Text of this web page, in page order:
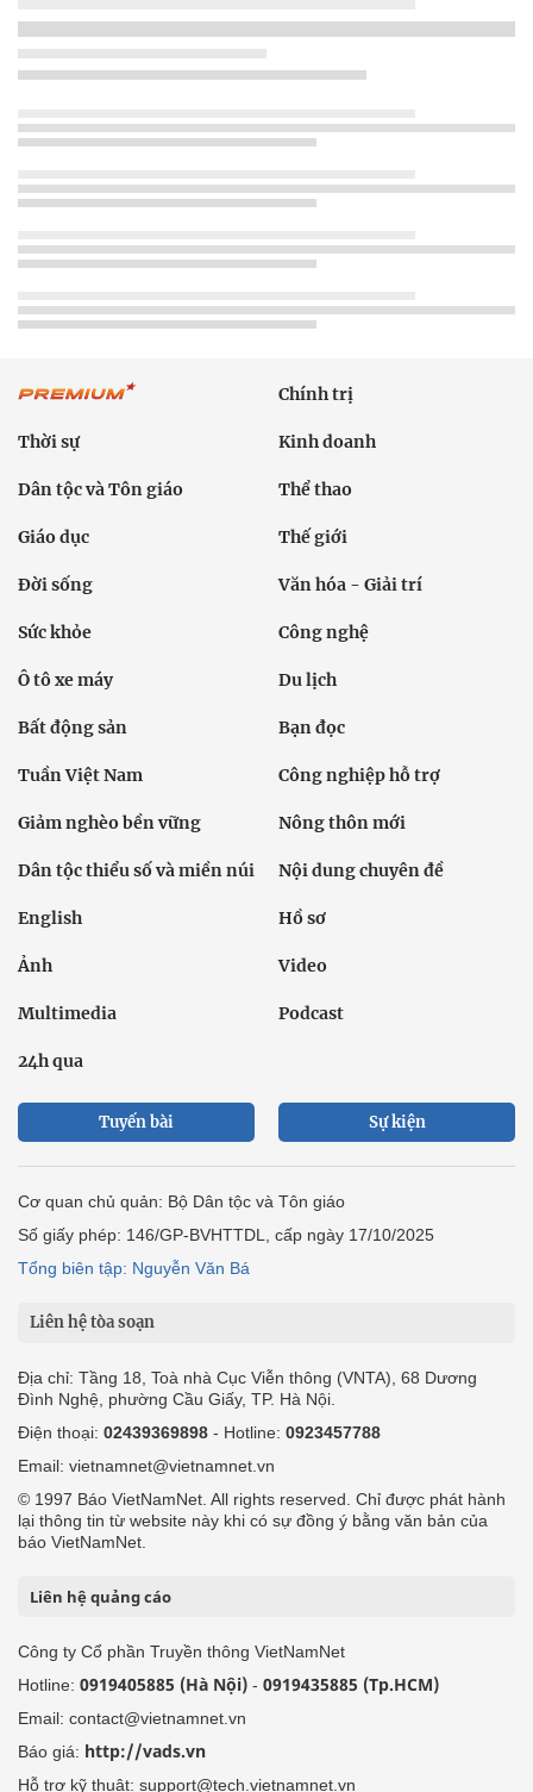
Chính trị
Thời sự Kinh doanh
Dân tộc và Tôn giáo Thể thao
Giáo dục Thế giới
Đời sống Văn hóa - Giải trí
Sức khỏe Công nghệ
Ô tô xe máy Du lịch
Bất động sản Bạn đọc
Tuần Việt Nam Công nghiệp hỗ trợ
Giảm nghèo bền vững Nông thôn mới
Dân tộc thiểu số và miền núi Nội dung chuyên đề
English Hồ sơ
Ảnh Video
Multimedia Podcast
24h qua
Tuyến bài Sự kiện
Cơ quan chủ quản: Bộ Dân tộc và Tôn giáo
Số giấy phép: 146/GP-BVHTTDL, cấp ngày 17/10/2025
Tổng biên tập: Nguyễn Văn Bá
Liên hệ tòa soạn
Địa chỉ: Tầng 18, Toà nhà Cục Viễn thông (VNTA), 68 Dương
Đình Nghệ, phường Cầu Giấy, TP. Hà Nội.
Điện thoại: 02439369898 - Hotline: 0923457788
Email: vietnamnet@vietnamnet.vn
© 1997 Báo VietNamNet. All rights reserved. Chỉ được phát hành
lại thông tin từ website này khi có sự đồng ý bằng văn bản của
báo VietNamNet.
Liên hệ quảng cáo
Công ty Cổ phần Truyền thông VietNamNet
Hotline: 0919405885 (Hà Nội) - 0919435885 (Tp.HCM)
Email: contact@vietnamnet.vn
Báo giá: http://vads.vn
Hỗ trợ kỹ thuật: support@tech.vietnamnet.vn